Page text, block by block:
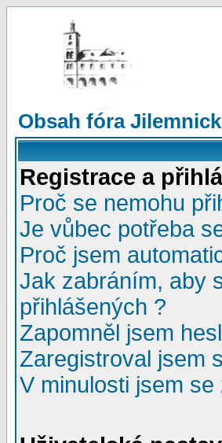
Obsah fóra
Registrace a
Proč se nemohu
Je vůbec potřeba
Proč jsem
Jak zabráním, aby
přihlášených ?
Zapomněl jsem
Zaregistroval jsem
V minulosti jsem